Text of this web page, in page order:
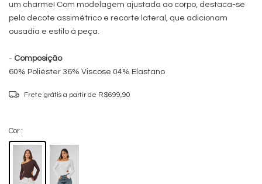
um charme! Com modelagem ajustada ao corpo, destaca-se
pelo decote assimétrico e recorte lateral, que adicionam
ousadia e estilo à peça.
- Composição
60% Poliéster 36% Viscose 04% Elastano
Frete grátis a partir de R$699,90
Cor